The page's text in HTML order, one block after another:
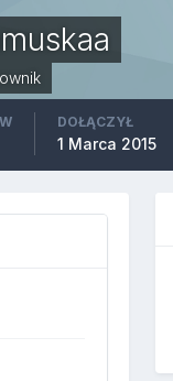
DOŁĄCZYŁ
1 Marca 2015